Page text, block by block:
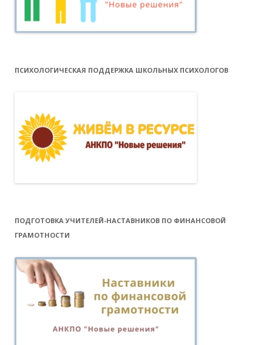
ПСИХОЛОГИЧЕСКАЯ ПОДДЕРЖКА ШКОЛЬНЫХ ПСИХОЛОГОВ
ПОДГОТОВКА УЧИТЕЛЕЙ-НАСТАВНИКОВ ПО ФИНАНСОВОЙ
ГРАМОТНОСТИ